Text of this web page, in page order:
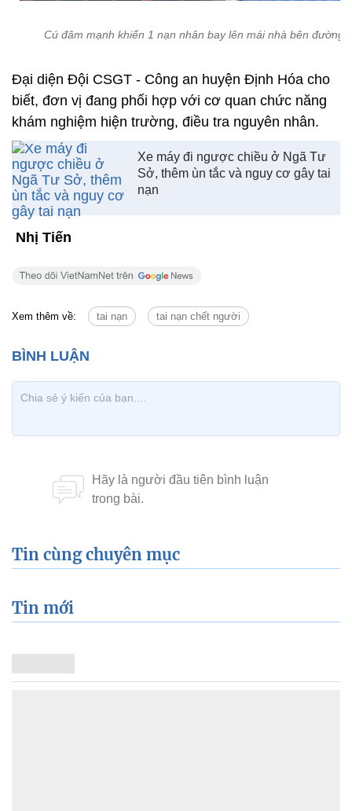
Cú đâm mạnh khiến 1 nạn nhân bay lên mái nhà bên đường
Đại diện Đội CSGT - Công an huyện Định Hóa cho
biết, đơn vị đang phối hợp với cơ quan chức năng
khám nghiệm hiện trường, điều tra nguyên nhân.
Xe máy đi ngược chiều ở Ngã Tư
Sở, thêm ùn tắc và nguy cơ gây tai
nạn
Nhị Tiến
Xem thêm về: tai nạn tai nạn chết người
Tin cùng chuyên mục
Tin mới